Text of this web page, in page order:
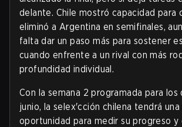
delante. Chile mostró capacidad para
eliminó a Argentina en semifinales,
falta dar un paso más para sostener
cuando enfrente a un rival con más
profundidad individual.
Con la semana 2 programada para los
junio, la selex'cción chilena tendrá una
oportunidad para medir su progreso y